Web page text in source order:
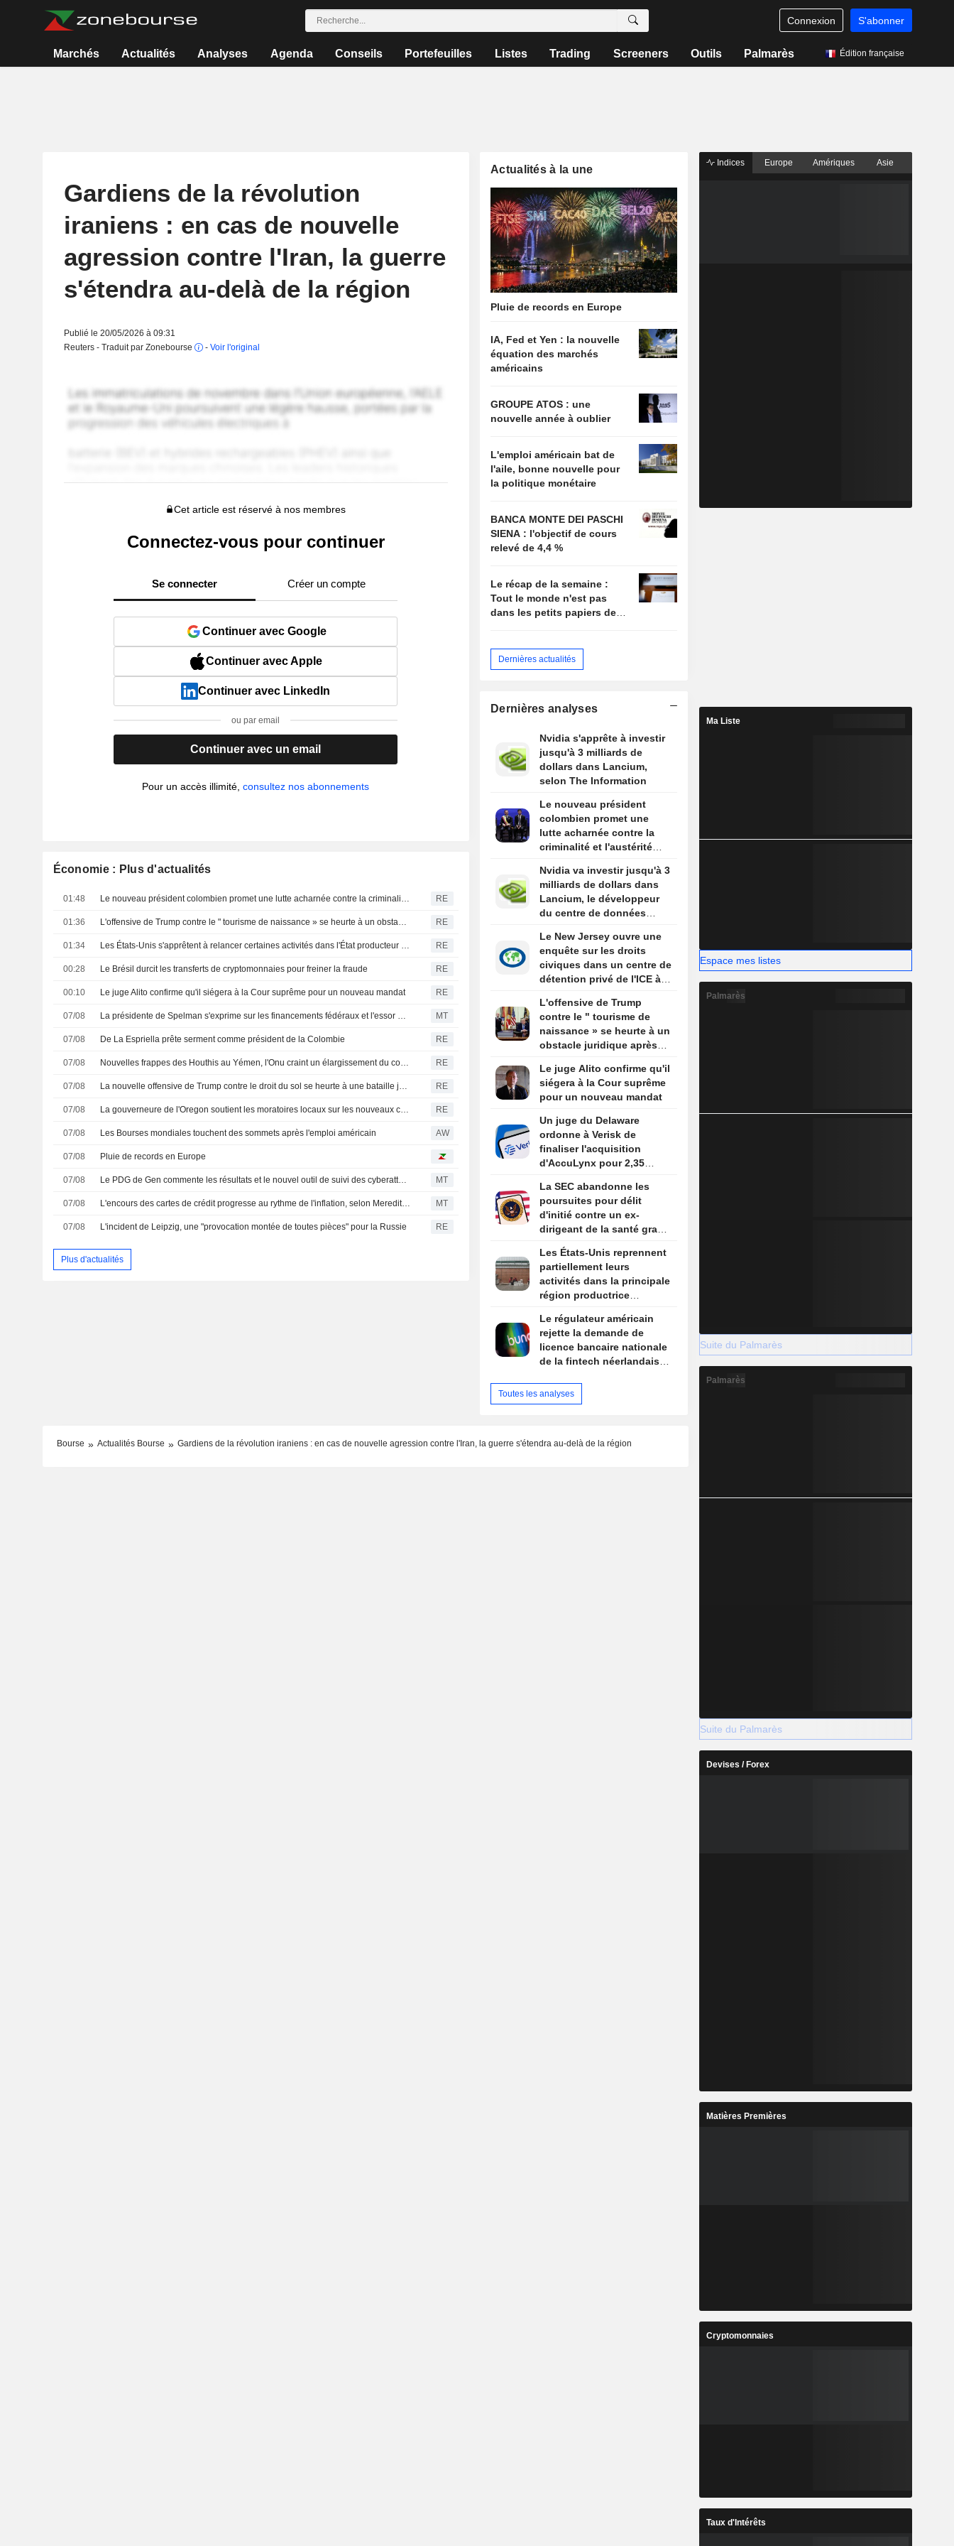
Connexion S'abonner
Marchés Actualités Analyses Agenda Conseils Portefeuilles Listes Trading Screeners Outils Palmarès Édition française
Gardiens de la révolution
iraniens : en cas de nouvelle
agression contre l'Iran, la guerre
s'étendra au-delà de la région
Publié le 20/05/2026 à 09:31
Reuters - Traduit par Zonebourse
- Voir l'original
Cet article est réservé à nos membres
Connectez-vous pour continuer
Se connecter Créer un compte
Continuer avec Google
Continuer avec Apple
Continuer avec LinkedIn
ou par email
Continuer avec un email
Pour un accès illimité,consultez nos abonnements
Économie : Plus d'actualités
01:48 Le nouveau président colombien promet une lutte acharnée contre la criminalité et l'austérité budgétaire lors de son discours d'investiture RE
01:36 L'offensive de Trump contre le " tourisme de naissance » se heurte à un obstacle juridique après un arrêt de la Cour suprême RE
01:34 Les États-Unis s'apprêtent à relancer certaines activités dans l'État producteur d'avocats au Mexique RE
00:28 Le Brésil durcit les transferts de cryptomonnaies pour freiner la fraude RE
00:10 Le juge Alito confirme qu'il siégera à la Cour suprême pour un nouveau mandat RE
07/08 La présidente de Spelman s'exprime sur les financements fédéraux et l'essor de l'IA MT
07/08 De La Espriella prête serment comme président de la Colombie RE
07/08 Nouvelles frappes des Houthis au Yémen, l'Onu craint un élargissement du conflit RE
07/08 La nouvelle offensive de Trump contre le droit du sol se heurte à une bataille juridique complexe RE
07/08 La gouverneure de l'Oregon soutient les moratoires locaux sur les nouveaux centres de données en attendant une révision législative RE
07/08 Les Bourses mondiales touchent des sommets après l'emploi américain AW
07/08 Pluie de records en Europe
07/08 Le PDG de Gen commente les résultats et le nouvel outil de suivi des cyberattaques MT
07/08 L'encours des cartes de crédit progresse au rythme de l'inflation, selon Meredith Whitney MT
07/08 L'incident de Leipzig, une "provocation montée de toutes pièces" pour la Russie RE
Plus d'actualités
Actualités à la une
Pluie de records en Europe
IA, Fed et Yen : la nouvelle
équation des marchés
américains
GROUPE ATOS : une
nouvelle année à oublier
L'emploi américain bat de
l'aile, bonne nouvelle pour
la politique monétaire
BANCA MONTE DEI PASCHI
SIENA : l'objectif de cours
relevé de 4,4 %
Le récap de la semaine :
Tout le monde n'est pas
dans les petits papiers de
Dernières actualités
Dernières analyses
Nvidia s'apprête à investir
jusqu'à 3 milliards de
dollars dans Lancium,
selon The Information
Le nouveau président
colombien promet une
lutte acharnée contre la
criminalité et l'austérité
discours d'investiture
Nvidia va investir jusqu'à 3
milliards de dollars dans
Lancium, le développeur
du centre de données
Information
Le New Jersey ouvre une
enquête sur les droits
civiques dans un centre de
détention privé de l'ICE à
L'offensive de Trump
contre le " tourisme de
naissance » se heurte à un
obstacle juridique après
suprême
Le juge Alito confirme qu'il
siégera à la Cour suprême
pour un nouveau mandat
Un juge du Delaware
ordonne à Verisk de
finaliser l'acquisition
d'AccuLynx pour 2,35
La SEC abandonne les
poursuites pour délit
d'initié contre un ex-
dirigeant de la santé gracié
Les États-Unis reprennent
partiellement leurs
activités dans la principale
région productrice
Le régulateur américain
rejette la demande de
licence bancaire nationale
de la fintech néerlandaise
Toutes les analyses
Bourse Actualités Bourse Gardiens de la révolution iraniens : en cas de nouvelle agression contre l'Iran, la guerre s'étendra au-delà de la région
Indices Europe Amériques Asie
Ma Liste
Espace mes listes
Palmarès
Suite du Palmarès
Palmarès
Suite du Palmarès
Devises / Forex
Matières Premières
Cryptomonnaies
Taux d'Intérêts